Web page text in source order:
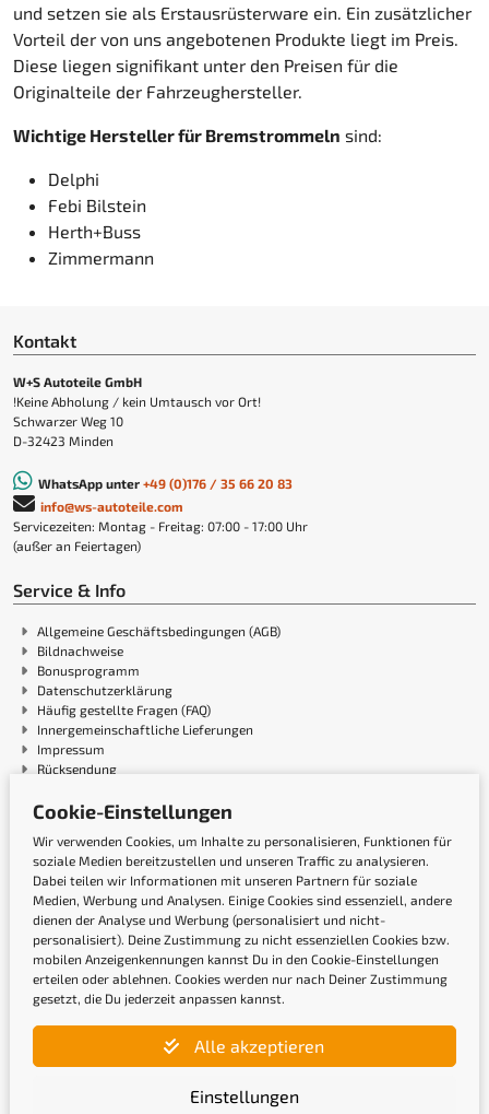
und setzen sie als Erstausrüsterware ein. Ein zusätzlicher
Vorteil der von uns angebotenen Produkte liegt im Preis.
Diese liegen signifikant unter den Preisen für die
Originalteile der Fahrzeughersteller.
Wichtige Hersteller für Bremstrommeln sind:
Delphi
Febi Bilstein
Herth+Buss
Zimmermann
Kontakt
W+S Autoteile GmbH
!Keine Abholung / kein Umtausch vor Ort!
Schwarzer Weg 10
D-32423 Minden
WhatsApp unter +49 (0)176 / 35 66 20 83
info@ws-autoteile.com
Servicezeiten: Montag - Freitag: 07:00 - 17:00 Uhr
(außer an Feiertagen)
Service & Info
Allgemeine Geschäftsbedingungen (AGB)
Bildnachweise
Bonusprogramm
Datenschutzerklärung
Häufig gestellte Fragen (FAQ)
Innergemeinschaftliche Lieferungen
Impressum
Rücksendung
Widerruf
Zahlung und Versand
Barrierefreiheitserklärung
Top Automarken
Audi Ersatzteile
BMW Ersatzteile
Citroen Ersatzteile
Fiat Ersatzteile
Mercedes-Benz Ersatzteile
Cookie-Einstellungen
Wir verwenden Cookies, um Inhalte zu personalisieren, Funktionen für
soziale Medien bereitzustellen und unseren Traffic zu analysieren.
Dabei teilen wir Informationen mit unseren Partnern für soziale
Medien, Werbung und Analysen. Einige Cookies sind essenziell, andere
dienen der Analyse und Werbung (personalisiert und nicht-
personalisiert). Deine Zustimmung zu nicht essenziellen Cookies bzw.
mobilen Anzeigenkennungen kannst Du in den Cookie-Einstellungen
erteilen oder ablehnen. Cookies werden nur nach Deiner Zustimmung
gesetzt, die Du jederzeit anpassen kannst.
Alle akzeptieren
Einstellungen